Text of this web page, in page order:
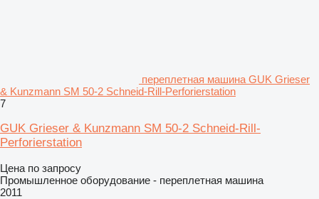
переплетная машина GUK Grieser
& Kunzmann SM 50-2 Schneid-Rill-Perforierstation
7
GUK Grieser & Kunzmann SM 50-2 Schneid-Rill-
Perforierstation
Цена по запросу
Промышленное оборудование - переплетная машина
2011